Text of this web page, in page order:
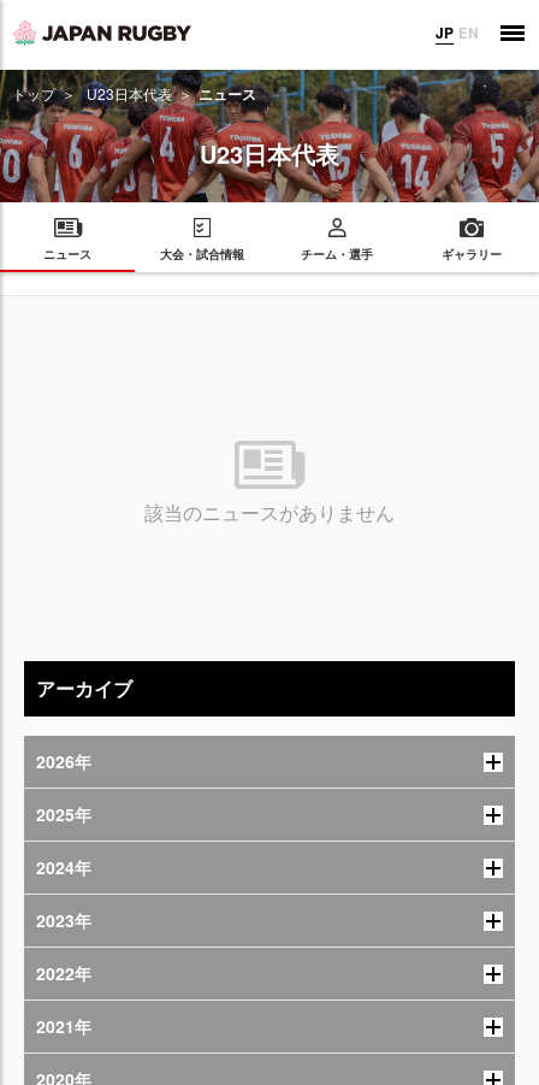
JP EN
トップ U23日本代表 ニュース
U23日本代表
ニュース 大会・試合情報 チーム・選手 ギャラリー
該当のニュースがありません
アーカイブ
2026年
2025年
2024年
2023年
2022年
2021年
2020年